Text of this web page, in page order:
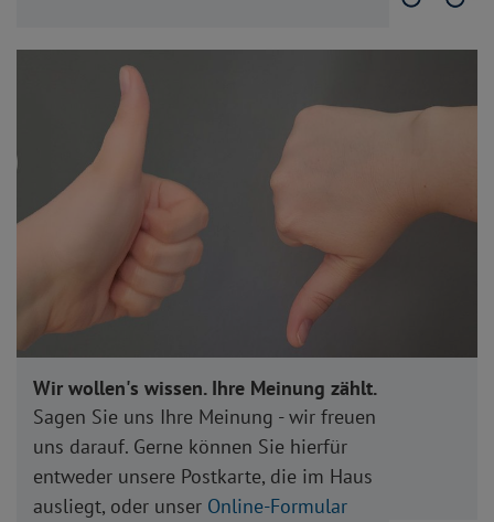
Wir wollen's wissen. Ihre Meinung zählt.
Sagen Sie uns Ihre Meinung - wir freuen
uns darauf. Gerne können Sie hierfür
entweder unsere Postkarte, die im Haus
ausliegt, oder unser Online-Formular